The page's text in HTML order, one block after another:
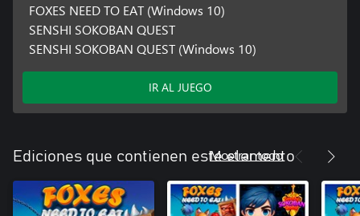
FOXES NEED TO EAT (Windows 10)
SENSHI SOKOBAN QUEST
SENSHI SOKOBAN QUEST (Windows 10)
IR AL JUEGO
Ediciones que contienen este elemento
Mostrar todo